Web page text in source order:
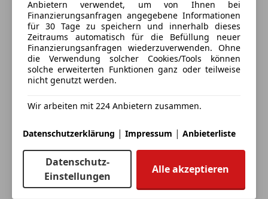
Ich erlaube den Händlern dieser
Fahrzeuge mich zu kontaktieren.
Dein Name
Deine E-Mail
Deine Telefonnummer (optional)
Anbietern verwendet, um von Ihnen bei
Finanzierungsanfragen angegebene Informationen
für 30 Tage zu speichern und innerhalb dieses
Zeitraums automatisch für die Befüllung neuer
Finanzierungsanfragen wiederzuverwenden. Ohne
die Verwendung solcher Cookies/Tools können
solche erweiterten Funktionen ganz oder teilweise
nicht genutzt werden.
Wir arbeiten mit 224 Anbietern zusammen.
Datenschutzerklärung | Impressum | Anbieterliste
Datenschutz-
Einstellungen
Alle akzeptieren